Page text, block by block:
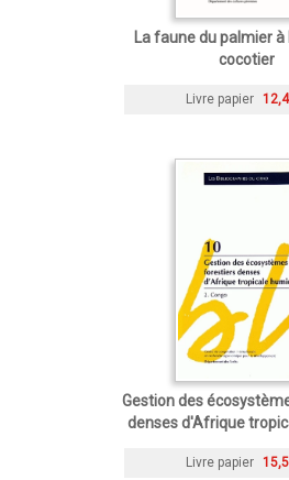
La faune du palmier à
cocotier
Livre papier
Gestion des
denses d'Afrique
Livre papier